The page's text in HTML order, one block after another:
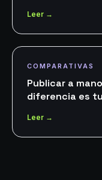
Leer →
COMPARATIVAS
Publicar a
diferencia es
Leer →